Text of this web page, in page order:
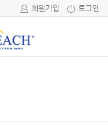
로그인
회원가입